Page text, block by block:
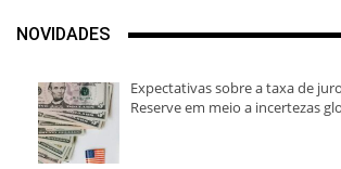
NOVIDADES
Expectativas sobre a taxa de
Reserve em meio a incertezas